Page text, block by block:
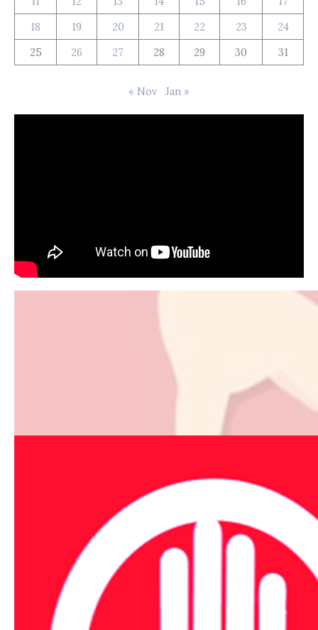
18
19 20 21 22 23
24
25
26 27 28 29 30 31
« Nov Jan »